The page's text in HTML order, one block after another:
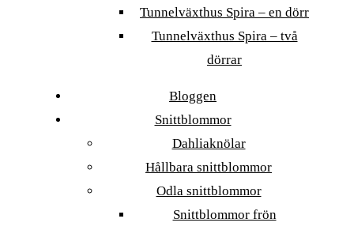
Tunnelväxthus Spira – en dörr
Tunnelväxthus Spira – två
dörrar
Bloggen
Snittblommor
Dahliaknölar
Hållbara snittblommor
Odla snittblommor
Snittblommor frön